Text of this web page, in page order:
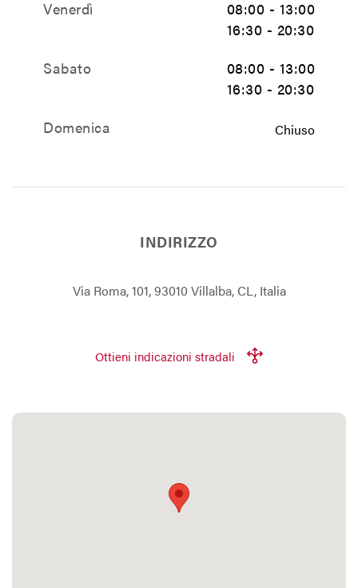
Venerdì
08:00 - 13:00
16:30 - 20:30
Sabato
08:00 - 13:00
16:30 - 20:30
Domenica
Chiuso
INDIRIZZO
Via Roma, 101, 93010 Villalba, CL, Italia
Ottieni indicazioni stradali